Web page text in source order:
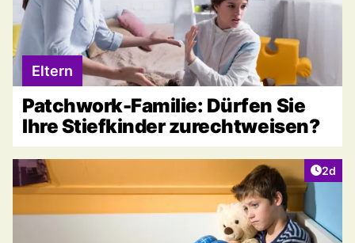
Eltern
Patchwork-Familie: Dürfen Sie
Ihre Stiefkinder zurechtweisen?
2d